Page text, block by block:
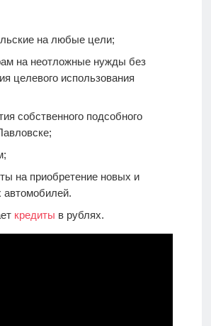
на любые цели;
на неотложные нужды без
целевого использования
собственного подсобного
на приобретение новых и
кредиты в рублях.